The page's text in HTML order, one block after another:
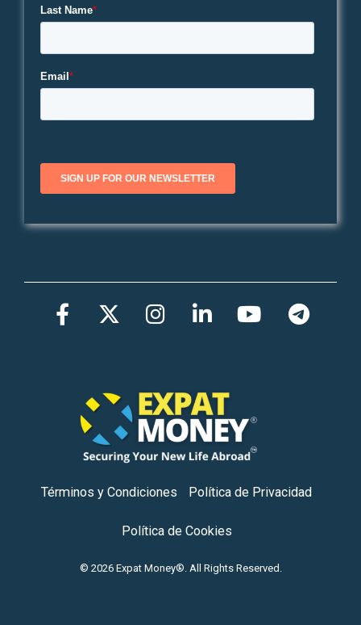
Términos y Condiciones Política de Privacidad
Política de Cookies
© 2026 Expat Money®. All Rights Reserved.
Facebook
TwitterInstagram
LinkedIn